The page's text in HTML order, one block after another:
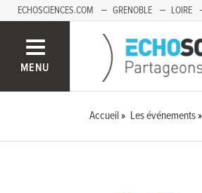
ECHOSCIENCES.COM GRENOBLE LOIRE
MENU
Accueil Les événements